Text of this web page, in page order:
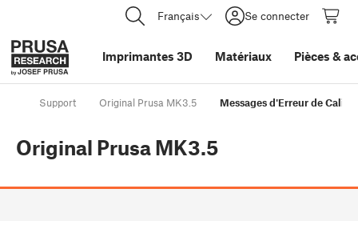
Français Se connecter
Imprimantes 3D Matériaux Pièces &
Support Original Prusa MK3.5 Messages d'Erreur de
Original Prusa MK3.5